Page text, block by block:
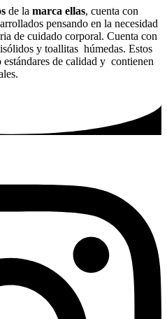
de la marca ellas, cuenta con
pensando en la necesidad
de cuidado corporal. Cuenta con
y toallitas húmedas. Estos
de calidad y contienen